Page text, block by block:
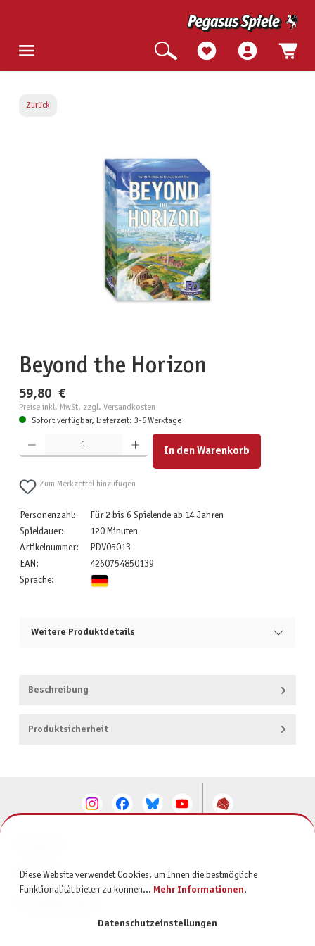
Zurück
Bildergalerie überspringen
Beyond the Horizon
59,80 €
Preise inkl. MwSt. zzgl. Versandkosten
Sofort verfügbar, Lieferzeit: 3-5 Werktage
Produkt Anzahl: Gib den gewünschten Wert ein oder benutze die Schaltflächen um die Anzahl zu
In den Warenkorb
Zum Merkzettel hinzufügen
Personenzahl:
Für 2 bis 6 Spielende ab 14 Jahren
Spieldauer:
120 Minuten
Artikelnummer:
PDV05013
EAN:
4260754850139
Sprache:
Weitere Produktdetails
Beschreibung
Produktsicherheit
SERVICE
Diese Website verwendet Cookies, um Ihnen die bestmögliche
Funktionalität bieten zu können... Mehr Informationen.
Datenschutzeinstellungen